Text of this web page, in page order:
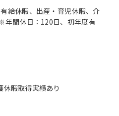
給休暇、出産・育児休暇、介
年間休日：120日、初年度有
暇取得実績あり